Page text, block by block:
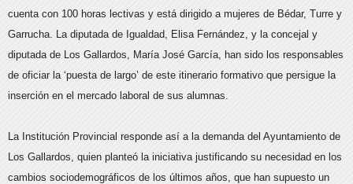
cuenta con 100 horas lectivas y está dirigido a mujeres de Bédar, Turre y
Garrucha. La diputada de Igualdad, Elisa Fernández, y la concejal y
diputada de Los Gallardos, María José García, han sido los responsables
de oficiar la ‘puesta de largo’ de este itinerario formativo que persigue la
inserción en el mercado laboral de sus alumnas.
La Institución Provincial responde así a la demanda del Ayuntamiento de
Los Gallardos, quien planteó la iniciativa justificando su necesidad en los
cambios sociodemográficos de los últimos años, que han supuesto un